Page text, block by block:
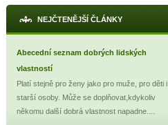
NEJČTENĚJŠÍ ČLÁNKY
Abecední seznam dobrých lidských
vlastností
Platí stejně pro ženy jako pro muže, pro děti i
starší osoby. Může se doplňovat,kdykoliv
někomu další dobrá vlastnost napadne....